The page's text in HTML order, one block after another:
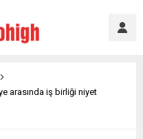
arasında iş birliği niyet